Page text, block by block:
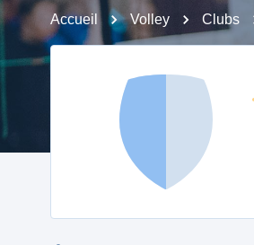
Accueil Volley Clubs